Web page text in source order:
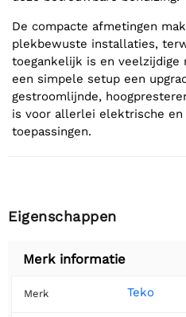
De compacte afmetingen
plekbewuste installaties,
toegankelijk is en veelzijdige
een simpele setup een
gestroomlijnde,
is voor allerlei elektrische
toepassingen.
Eigenschappen
Merk informatie
Merk Teko